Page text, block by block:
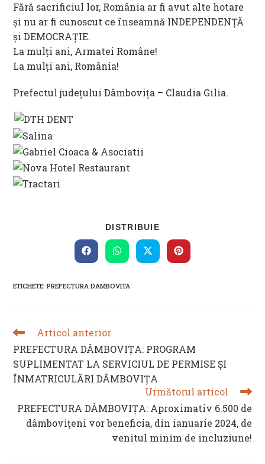
Fără sacrificiul lor, România ar fi avut alte hotare
și nu ar fi cunoscut ce înseamnă INDEPENDENȚĂ
și DEMOCRAȚIE.
La mulți ani, Armatei Române!
La mulți ani, România!
Prefectul județului Dâmbovița – Claudia Gilia.
DISTRIBUIE
THIS
CONTENT
Opens
in
window
Opens
in
window
Opens
in
Opens
in
ETICHETE:PREFECTURA DAMBOVITA
READ
ARTICLES
Articol anterior
PREFECTURA DÂMBOVIȚA: PROGRAM
SUPLIMENTAT LA SERVICIUL DE PERMISE ȘI
ÎNMATRICULĂRI DÂMBOVIȚA
Următorul articol
PREFECTURA DÂMBOVIȚA: Aproximativ 6.500 de
dâmbovițeni vor beneficia, din ianuarie 2024, de
venitul minim de incluziune!